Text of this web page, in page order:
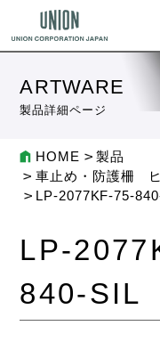
ARTWARE
製品詳細ページ
HOME
製品
車止め・防護柵
LP-2077KF-75-
LP-
840-SIL